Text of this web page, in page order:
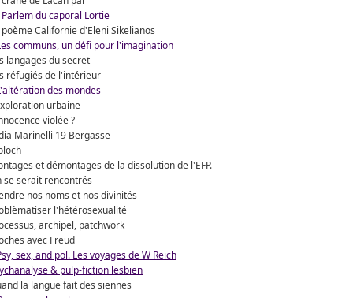
Parlem du caporal Lortie
poème Californie d'Eleni Sikelianos
communs, un défi pour l'imagination
langages du secret
réfugiés de l'intérieur
des mondes
urbaine
violée ?
Marinelli 19 Bergasse
et démontages de la dissolution de l'EFP.
se serait rencontrés
nos noms et nos divinités
l'hétérosexualité
archipel, patchwork
avec Freud
sex, and pol. Les voyages de W Reich
& pulp-fiction lesbien
la langue fait des siennes